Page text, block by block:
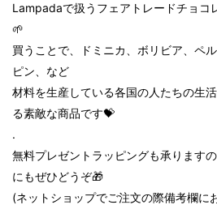
Lampadaで扱うフェアトレードチョコ
🌱
買うことで、ドミニカ、ボリビア、ペ
ピン、など
材料を生産している各国の人たちの生
る素敵な商品です💝
.
無料プレゼントラッピングも承ります
にもぜひどうぞ🎁
(ネットショップでご注文の際備考欄に